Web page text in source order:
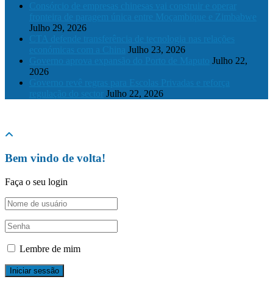
Julho 29, 2026
Julho 23, 2026
Julho 22,
2026
Julho 22, 2026
Bem vindo de volta!
Faça o seu login
Lembre de mim